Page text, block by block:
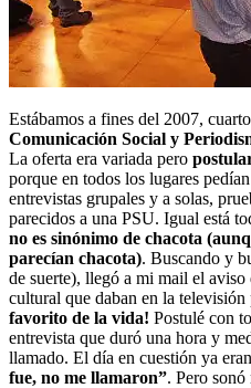
Estábamos a fines del 2007,
Comunicación Social y
La oferta era variada pero
porque en todos los lugares
entrevistas grupales y a solas,
parecidos a una PSU. Igual está
no es sinónimo de chacota
parecían chacota). Buscando y
de suerte), llegó a mi mail el
cultural que daban en la televisión
favorito de la vida! Postulé con
entrevista que duró una hora y
llamado. El día en cuestión ya
fue, no me llamaron”. Pero